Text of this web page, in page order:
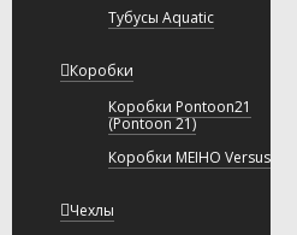
Тубусы Aquatic
Коробки
Коробки Pontoon21
(Pontoon 21)
Коробки MEIHO Versus
Чехлы